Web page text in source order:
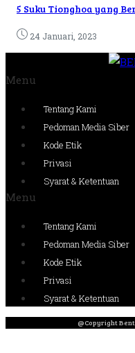
5 Suku Tionghoa yang
24 Januari, 2023
Menu
Tentang Kami
Pedoman Media Siber
Kode Etik
Privasi
Syarat & Ketentuan
Menu
Tentang Kami
Pedoman Media Siber
Kode Etik
Privasi
Syarat & Ketentuan
@Copyright